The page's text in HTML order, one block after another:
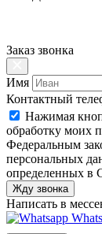
Заказ звонка
Имя
Контактный
Нажимая
обработку моих
Федеральным
персональных
определенных в
Жду звонка
Написать в